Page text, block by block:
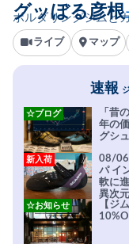
ボルダリングジムと
グッぼる彦根
ライブ マップ
速報
「昔
年の
グシ
☆ブログ
08/06
パ イ
軟に
異次
新入荷
【ジ
☆お知らせ